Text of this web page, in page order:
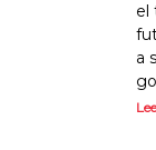
el
a